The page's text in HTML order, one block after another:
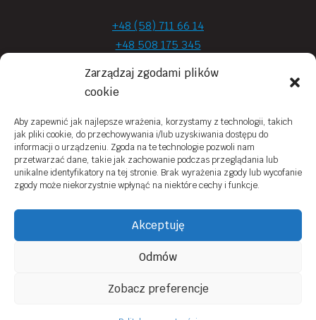
Zarządzaj zgodami plików
cookie
Aby zapewnić jak najlepsze wrażenia, korzystamy z technologii, takich
jak pliki cookie, do przechowywania i/lub uzyskiwania dostępu do
informacji o urządzeniu. Zgoda na te technologie pozwoli nam
przetwarzać dane, takie jak zachowanie podczas przeglądania lub
unikalne identyfikatory na tej stronie. Brak wyrażenia zgody lub wycofanie
zgody może niekorzystnie wpłynąć na niektóre cechy i funkcje.
Akceptuję
Odmów
Zobacz preferencje
+48 (58) 711 66 14
+48 508 175 345
+48 720 870 590
prima.optyk@gmail.com
Moje konto
Obowiązek Informacyjny
Polityka prywatności
Regulamin sklepu online